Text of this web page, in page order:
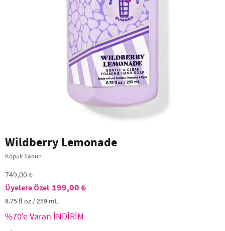
Wildberry Lemonade
Köpük Sabun
749,00 ₺
199,00 ₺
8.75 fl oz / 259 mL
%70'e Varan İNDİRİM